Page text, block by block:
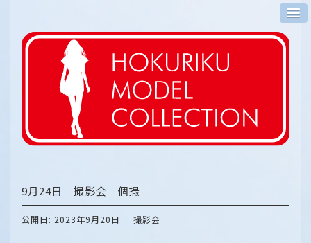
9月24日 撮影会 個撮
公開日: 2023年9月20日 撮影会